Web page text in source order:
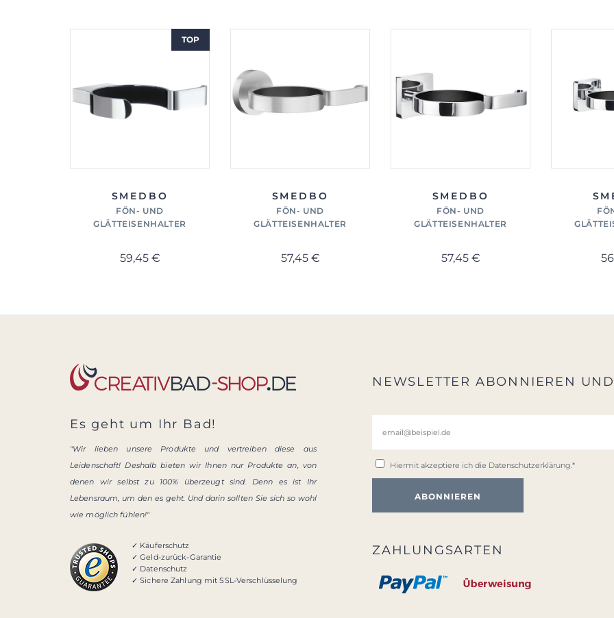
TOP
SMEDBO
FÖN- UND
GLÄTTEISENHALTER
59,45 €
SMEDBO
FÖN- UND
GLÄTTEISENHALTER
57,45 €
SMEDBO
FÖN- UND
GLÄTTEISENHALTER
57,45 €
Es geht um Ihr Bad!
"Wir lieben unsere Produkte und vertreiben diese aus
Leidenschaft! Deshalb bieten wir Ihnen nur Produkte an, von
denen wir selbst zu 100% überzeugt sind. Denn es ist Ihr
Lebensraum, um den es geht. Und darin sollten Sie sich so wohl
wie möglich fühlen!"
✓ Käuferschutz
✓ Geld-zurück-Garantie
✓ Datenschutz
✓ Sichere Zahlung mit SSL-Verschlüsselung
NEWSLETTER ABONNIEREN UND
Hiermit akzeptiere ich die Datenschutzerklärung.*
ZAHLUNGSARTEN